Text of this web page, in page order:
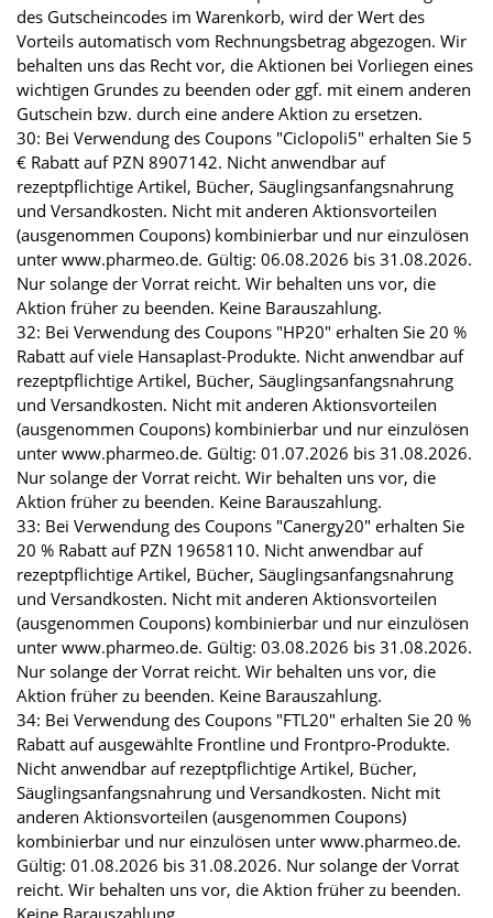
des Gutscheincodes im Warenkorb, wird der Wert des
Vorteils automatisch vom Rechnungsbetrag abgezogen. Wir
behalten uns das Recht vor, die Aktionen bei Vorliegen eines
wichtigen Grundes zu beenden oder ggf. mit einem anderen
Gutschein bzw. durch eine andere Aktion zu ersetzen.
30: Bei Verwendung des Coupons "Ciclopoli5" erhalten Sie 5
€ Rabatt auf PZN 8907142. Nicht anwendbar auf
rezeptpflichtige Artikel, Bücher, Säuglingsanfangsnahrung
und Versandkosten. Nicht mit anderen Aktionsvorteilen
(ausgenommen Coupons) kombinierbar und nur einzulösen
unter www.pharmeo.de. Gültig: 06.08.2026 bis 31.08.2026.
Nur solange der Vorrat reicht. Wir behalten uns vor, die
Aktion früher zu beenden. Keine Barauszahlung.
32: Bei Verwendung des Coupons "HP20" erhalten Sie 20 %
Rabatt auf viele Hansaplast-Produkte. Nicht anwendbar auf
rezeptpflichtige Artikel, Bücher, Säuglingsanfangsnahrung
und Versandkosten. Nicht mit anderen Aktionsvorteilen
(ausgenommen Coupons) kombinierbar und nur einzulösen
unter www.pharmeo.de. Gültig: 01.07.2026 bis 31.08.2026.
Nur solange der Vorrat reicht. Wir behalten uns vor, die
Aktion früher zu beenden. Keine Barauszahlung.
33: Bei Verwendung des Coupons "Canergy20" erhalten Sie
20 % Rabatt auf PZN 19658110. Nicht anwendbar auf
rezeptpflichtige Artikel, Bücher, Säuglingsanfangsnahrung
und Versandkosten. Nicht mit anderen Aktionsvorteilen
(ausgenommen Coupons) kombinierbar und nur einzulösen
unter www.pharmeo.de. Gültig: 03.08.2026 bis 31.08.2026.
Nur solange der Vorrat reicht. Wir behalten uns vor, die
Aktion früher zu beenden. Keine Barauszahlung.
34: Bei Verwendung des Coupons "FTL20" erhalten Sie 20 %
Rabatt auf ausgewählte Frontline und Frontpro-Produkte.
Nicht anwendbar auf rezeptpflichtige Artikel, Bücher,
Säuglingsanfangsnahrung und Versandkosten. Nicht mit
anderen Aktionsvorteilen (ausgenommen Coupons)
kombinierbar und nur einzulösen unter www.pharmeo.de.
Gültig: 01.08.2026 bis 31.08.2026. Nur solange der Vorrat
reicht. Wir behalten uns vor, die Aktion früher zu beenden.
Keine Barauszahlung.